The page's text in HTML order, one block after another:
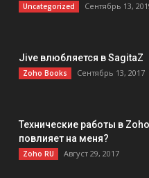
Uncategorized Сентябрь 13,
Jive влюбляется в SagitaZ
Zoho Books Сентябрь 13, 2017
Технические работы в
повлияет на меня?
Zoho RU Август 29, 2017